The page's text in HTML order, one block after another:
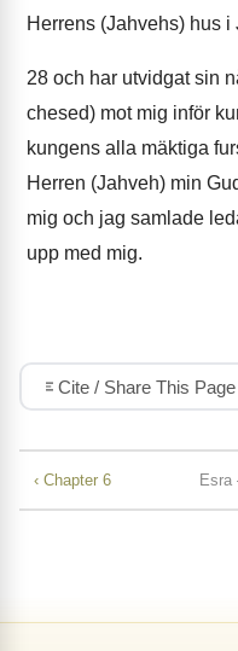
Herrens (Jahvehs) hus i
28 och har utvidgat sin
chesed) mot mig inför
kungens alla mäktiga
Herren (Jahveh) min
mig och jag samlade
upp med mig.
Cite / Share This Page
‹ Chapter 6